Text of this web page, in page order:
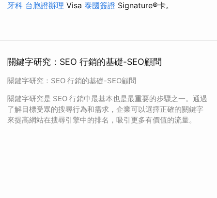
牙科 台胞證辦理 Visa 泰國簽證 Signature®卡。
關鍵字研究：SEO 行銷的基礎-SEO顧問
關鍵字研究：SEO 行銷的基礎-SEO顧問
關鍵字研究是 SEO 行銷中最基本也是最重要的步驟之一。通過
了解目標受眾的搜尋行為和需求，企業可以選擇正確的關鍵字
來提高網站在搜尋引擎中的排名，吸引更多有價值的流量。